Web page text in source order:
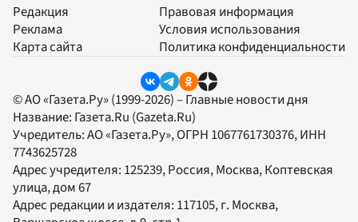
Редакция
Реклама
Карта сайта
Правовая информация
Условия использования
Политика конфиденциальности
© АО «Газета.Ру» (1999-2026) – Главные новости дня
Название: Газета.Ru (Gazeta.Ru)
Учредитель:АО «Газета.Ру», ОГРН 1067761730376, ИНН
7743625728
Адрес учредителя: 125239, Россия, Москва, Коптевская
улица, дом 67
Адрес редакции и издателя: 117105, г. Москва,